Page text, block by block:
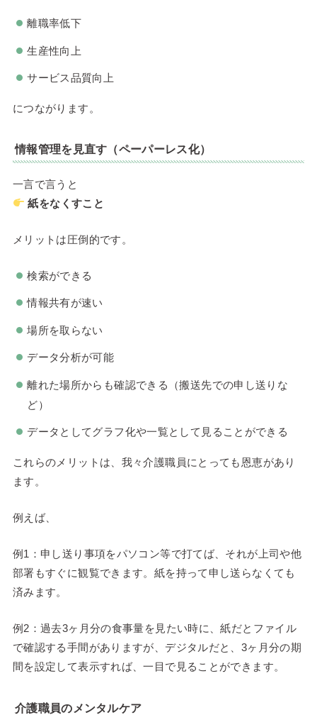
離職率低下
生産性向上
サービス品質向上
につながります。
情報管理を見直す（ペーパーレス化）
一言で言うと
紙をなくすこと
メリットは圧倒的です。
検索ができる
情報共有が速い
場所を取らない
データ分析が可能
離れた場所からも確認できる（搬送先での申し送りな
ど）
データとしてグラフ化や一覧として見ることができる
これらのメリットは、我々介護職員にとっても恩恵があり
ます。
例えば、
例1：申し送り事項をパソコン等で打てば、それが上司や他
部署もすぐに観覧できます。紙を持って申し送らなくても
済みます。
例2：過去3ヶ月分の食事量を見たい時に、紙だとファイル
で確認する手間がありますが、デジタルだと、3ヶ月分の期
間を設定して表示すれば、一目で見ることができます。
介護職員のメンタルケア